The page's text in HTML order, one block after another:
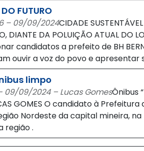
FUTURO
– 09/09/2024CIDADE
DIANTE DA POLUIÇÃO
candidatos a prefeito de BH
ouvir a voz do povo e apresentar
limpo
09/09/2024 – Lucas GomesÔnibus
GOMES O candidato à
Nordeste da capital mineira,
região .